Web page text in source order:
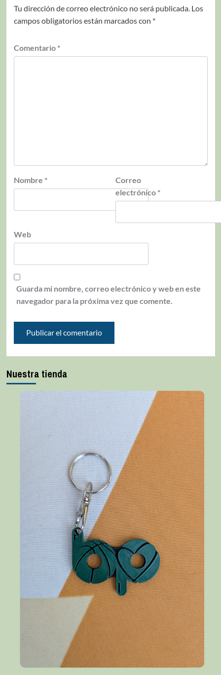
Tu dirección de correo electrónico no será publicada. Los
campos obligatorios están marcados con *
Comentario *
Nombre *
Correo
electrónico *
Web
Guarda mi nombre, correo electrónico y web en este
navegador para la próxima vez que comente.
Nuestra tienda